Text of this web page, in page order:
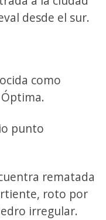
desde el sur.
como
punto
rematada
roto por
irregular.